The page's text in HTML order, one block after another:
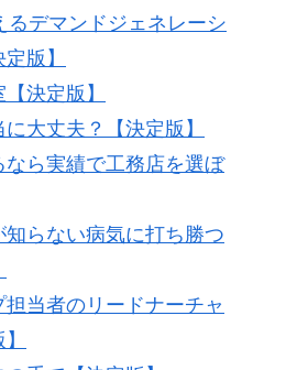
るデマンドジェネレーシ
版】
決定版】
大丈夫？【決定版】
なら実績で工務店を選ぼ
知らない病気に打ち勝つ
当者のリードナーチャ